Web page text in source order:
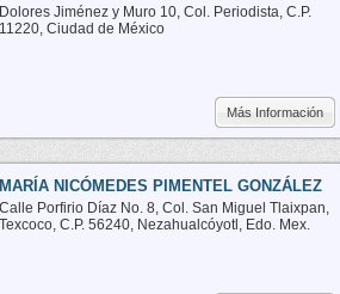
Dolores Jiménez y Muro 10, Col. Periodista, C.P.
11220, Ciudad de México
Más Información
MARÍA NICÓMEDES PIMENTEL GONZÁLEZ
Calle Porfirio Díaz No. 8, Col. San Miguel Tlaixpan,
Texcoco, C.P. 56240, Nezahualcóyotl, Edo. Mex.